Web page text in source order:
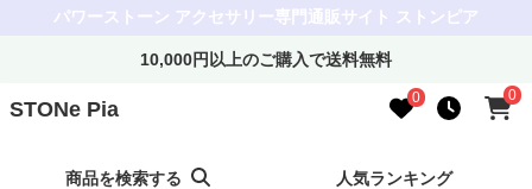
パワーストーン アクセサリー専門通販サイト ストンピア
10,000円以上のご購入で送料無料
STONe Pia 0 0
商品を検索する 人気ランキング